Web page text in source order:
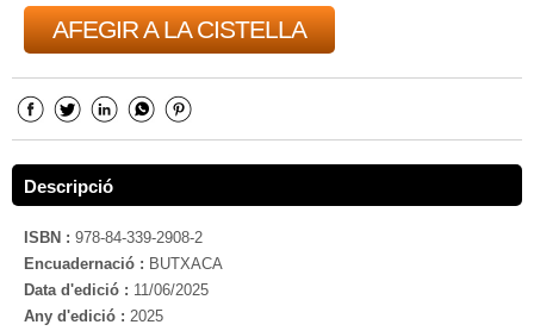
AFEGIR A LA CISTELLA
Descripció
ISBN : 978-84-339-2908-2
Encuadernació : BUTXACA
Data d'edició : 11/06/2025
Any d'edició : 2025